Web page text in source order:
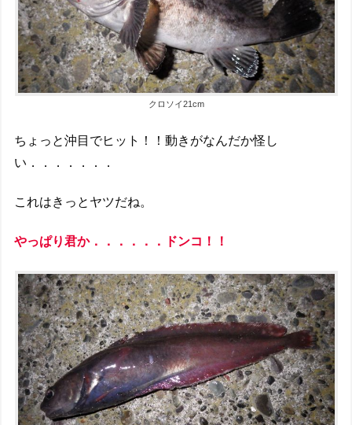
クロソイ21cm
ちょっと沖目でヒット！！動きがなんだか怪し
い．．．．．．．
これはきっとヤツだね。
やっぱり君か．．．．．．ドンコ！！